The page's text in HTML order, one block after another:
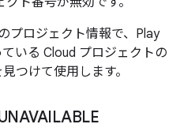
プロジェクト情報で、Play
いる Cloud プロジェクトの
つけて使用します。